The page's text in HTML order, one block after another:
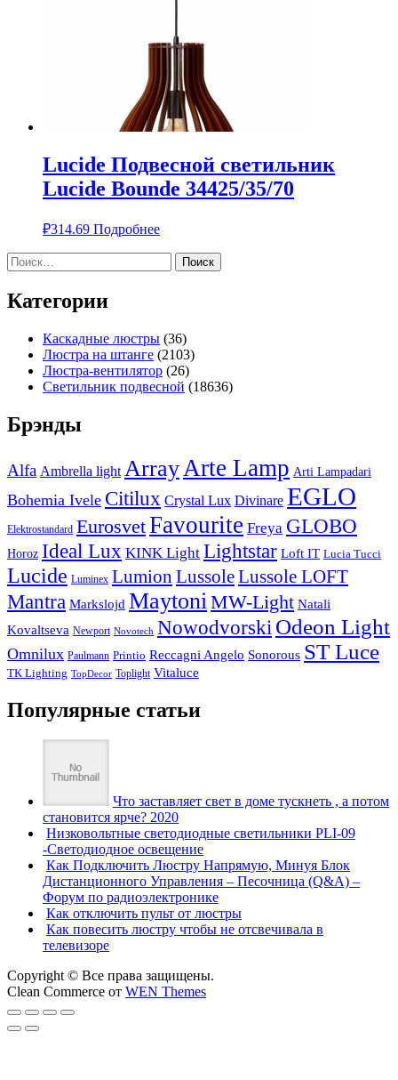
Lucide Подвесной светильник
Lucide Bounde 34425/35/70
₽314.69 Подробнее
Найти:
Категории
Каскадные люстры (36)
Люстра на штанге (2103)
Люстра-вентилятор (26)
Светильник подвесной (18636)
Брэнды
Alfa Ambrella light Array Arte Lamp Arti Lampadari
Bohemia Ivele Citilux Crystal Lux Divinare EGLO
Elektrostandard EurosvetFavourite Freya GLOBO
Horoz Ideal Lux KINK Light Lightstar Loft IT Lucia Tucci
Lucide Luminex Lumion LussoleLussole LOFT
Mantra Markslojd Maytoni MW-Light Natali
Kovaltseva Newport Novotech Nowodvorski Odeon Light
Omnilux Paulmann Printio Reccagni Angelo Sonorous ST Luce
TK Lighting TopDecor Toplight Vitaluce
Популярные статьи
Что заставляет свет в доме тускнеть , а потом
становится ярче? 2020
Низковольтные светодиодные светильники PLI-09
-Светодиодное освещение
Как Подключить Люстру Напрямую, Минуя Блок
Дистанционного Управления – Песочница (Q&A) –
Форум по радиоэлектронике
Как отключить пульт от люстры
Как повесить люстру чтобы не отсвечивала в
телевизоре
Copyright © Все права защищены.
Clean Commerce от WEN Themes